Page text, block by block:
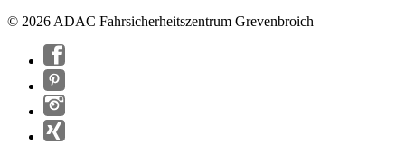
© 2026 ADAC Fahrsicherheitszentrum Grevenbroich